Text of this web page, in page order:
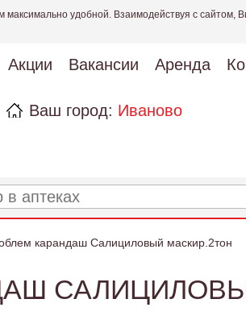
удобной. Взаимодействуя с сайтом,
Акции Вакансии Аренда
Ваш город: Иваново
карандаш Салициловый маскир.2тон